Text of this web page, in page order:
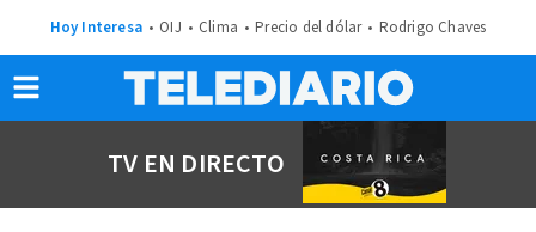
Hoy Interesa OIJ Clima Precio del dólar Rodrigo Chaves
TV EN DIRECTO